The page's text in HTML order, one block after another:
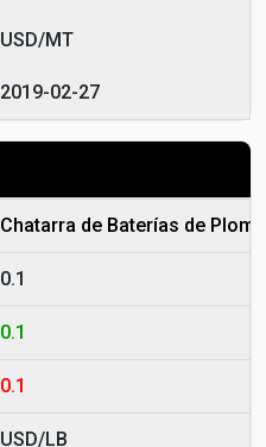
USD/MT
2019-02-27
Chatarra de Baterías de Plomo
0.1
0.1
0.1
USD/LB